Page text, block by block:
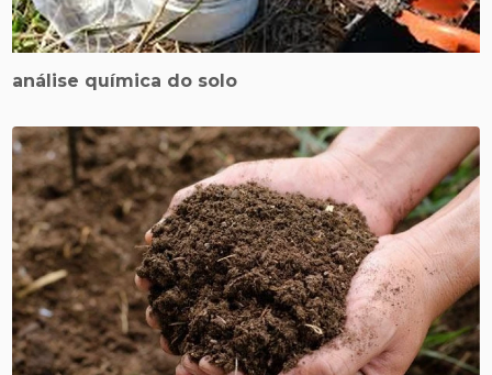
análise química do solo